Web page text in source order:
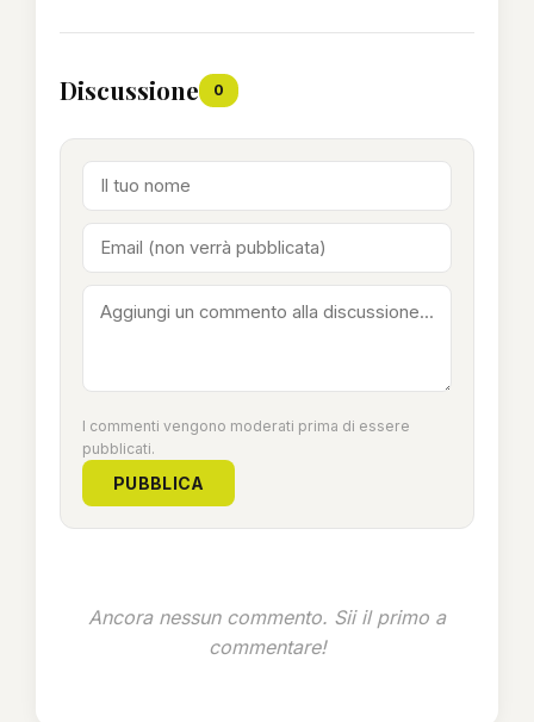
Discussione 0
I commenti vengono moderati prima di essere
pubblicati.
PUBBLICA
Ancora nessun commento. Sii il primo a
commentare!